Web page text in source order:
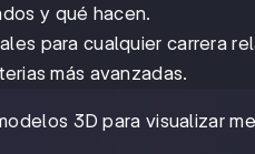
y qué hacen.
para cualquier carrera
más avanzadas.
3D para visualizar